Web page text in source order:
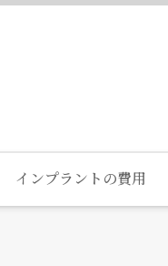
インプラントの費用